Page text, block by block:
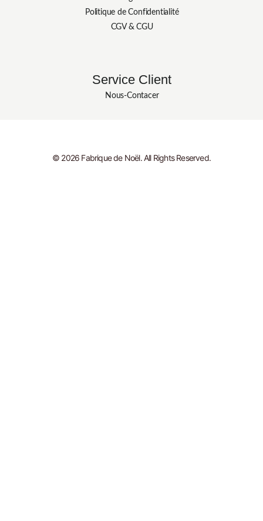
Politique de Confidentialité
CGV & CGU
Service Client
Nous-Contacer
© 2026 Fabrique de Noël. All Rights Reserved.